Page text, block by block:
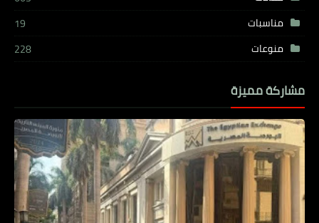
مناسبات
19
منوعات
228
مشاركة مميزة